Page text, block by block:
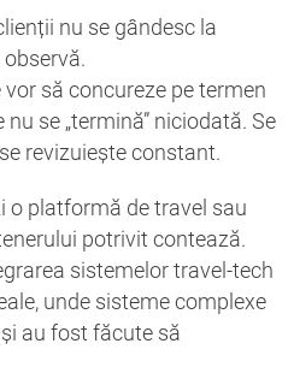
nu se gândesc la
să concureze pe termen
se „termină” niciodată. Se
revizuiește constant.
o platformă de travel sau
potrivit contează.
sistemelor travel-tech
unde sisteme complexe
au fost făcute să